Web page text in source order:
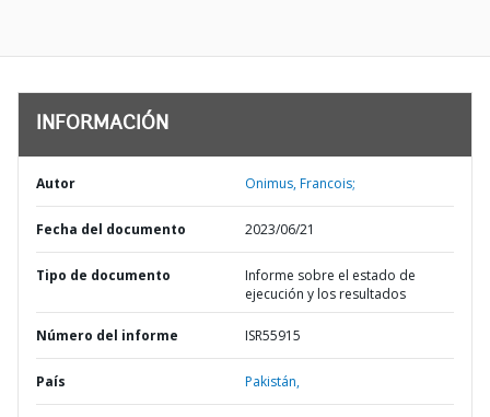
INFORMACIÓN
Autor Onimus, Francois;
Fecha del documento 2023/06/21
Tipo de documento
Informe sobre el estado de
ejecución y los resultados
Número del informe ISR55915
País Pakistán,